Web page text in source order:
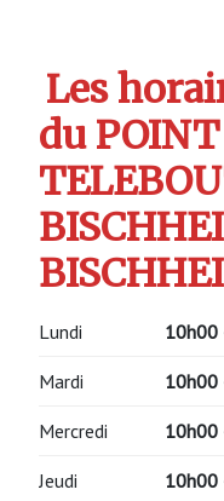
Les
du
Lundi 10h00
Mardi 10h00
Mercredi 10h00
Jeudi 10h00